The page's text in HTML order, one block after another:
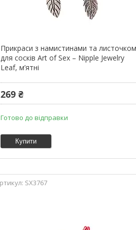
Прикраси з намистинами та листочком
для сосків Art of Sex – Nipple Jewelry
Leaf, м’ятні
269 ₴
Готово до відправки
Купити
SX3767